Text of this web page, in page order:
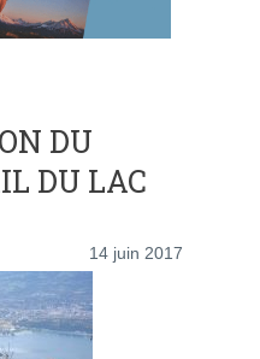
DU
DU LAC
14 juin 2017